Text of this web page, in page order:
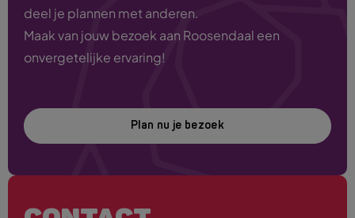
deel je plannen met anderen.
Maak van jouw bezoek aan Roosendaal een
onvergetelijke ervaring!
Plan nu je bezoek